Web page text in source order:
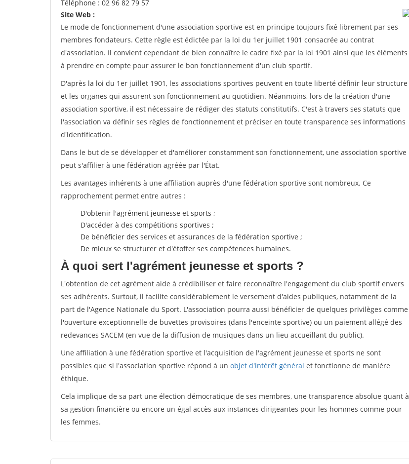
Téléphone : 02 96 82 79 57
Site Web :
Le mode de fonctionnement d'une association sportive est en principe toujours fixé librement par ses
membres fondateurs. Cette règle est édictée par la loi du 1er juillet 1901 consacrée au contrat
d'association. Il convient cependant de bien connaître le cadre fixé par la loi 1901 ainsi que les éléments
à prendre en compte pour assurer le bon fonctionnement d'un club sportif.
D'après la loi du 1er juillet 1901, les associations sportives peuvent en toute liberté définir leur structure
et les organes qui assurent son fonctionnement au quotidien. Néanmoins, lors de la création d'une
association sportive, il est nécessaire de rédiger des statuts constitutifs. C'est à travers ses statuts que
l'association va définir ses règles de fonctionnement et préciser en toute transparence ses informations
d'identification.
Dans le but de se développer et d'améliorer constamment son fonctionnement, une association sportive
peut s'affilier à une fédération agréée par l'État.
Les avantages inhérents à une affiliation auprès d'une fédération sportive sont nombreux. Ce
rapprochement permet entre autres :
D'obtenir l'agrément jeunesse et sports ;
D'accéder à des compétitions sportives ;
De bénéficier des services et assurances de la fédération sportive ;
De mieux se structurer et d'étoffer ses compétences humaines.
À quoi sert l'agrément jeunesse et sports ?
L'obtention de cet agrément aide à crédibiliser et faire reconnaître l'engagement du club sportif envers
ses adhérents. Surtout, il facilite considérablement le versement d'aides publiques, notamment de la
part de l'Agence Nationale du Sport. L'association pourra aussi bénéficier de quelques privilèges comme
l'ouverture exceptionnelle de buvettes provisoires (dans l'enceinte sportive) ou un paiement allégé des
redevances SACEM (en vue de la diffusion de musiques dans un lieu accueillant du public).
Une affiliation à une fédération sportive et l'acquisition de l'agrément jeunesse et sports ne sont
possibles que si l'association sportive répond à un objet d'intérêt général et fonctionne de manière
éthique.
Cela implique de sa part une élection démocratique de ses membres, une transparence absolue quant à
sa gestion financière ou encore un égal accès aux instances dirigeantes pour les hommes comme pour
les femmes.